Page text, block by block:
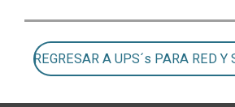
REGRESAR A UPS´s PARA RED Y